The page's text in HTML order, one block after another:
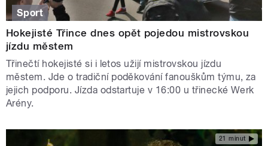
Sport
Hokejisté Třince dnes opět pojedou mistrovskou
jízdu městem
Třinečtí hokejisté si i letos užijí mistrovskou jízdu
městem. Jde o tradiční poděkování fanouškům týmu, za
jejich podporu. Jízda odstartuje v 16:00 u třinecké Werk
Arény.
21 minut